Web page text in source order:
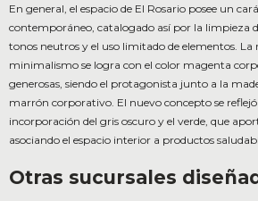
En general, el espacio de El Rosario posee un
contemporáneo, catalogado así por la limpieza
tonos neutros y el uso limitado de elementos.
minimalismo se logra con el color magenta
generosas, siendo el protagonista junto a la
marrón corporativo. El nuevo concepto se
incorporación del gris oscuro y el verde, que
asociando el espacio interior a productos
Otras sucursales